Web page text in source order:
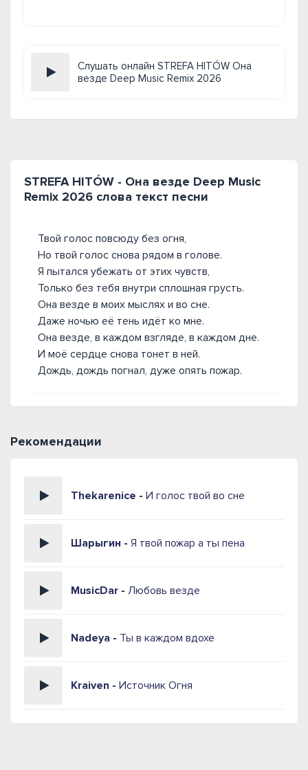
Слушать онлайн STREFA HITÓW Она
везде Deep Music Remix 2026
STREFA HITÓW - Она везде Deep Music
Remix 2026 слова текст песни
Твой голос повсюду без огня,
Но твой голос снова рядом в голове.
Я пытался убежать от этих чувств,
Только без тебя внутри сплошная грусть.
Она везде в моих мыслях и во сне.
Даже ночью её тень идёт ко мне.
Она везде, в каждом взгляде, в каждом дне.
И моё сердце снова тонет в ней.
Дождь, дождь погнал, дуже опять пожар.
Рекомендации
Thekarenice - И голос твой во сне
Шарыгин - Я твой пожар а ты пена
MusicDar - Любовь везде
Nadeya - Ты в каждом вдохе
Kraiven - Источник Огня